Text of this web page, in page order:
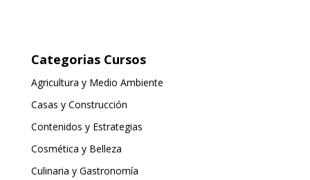
Categorias Cursos
Agricultura y Medio Ambiente
Casas y Construcción
Contenidos y Estrategias
Cosmética y Belleza
Culinaria y Gastronomía